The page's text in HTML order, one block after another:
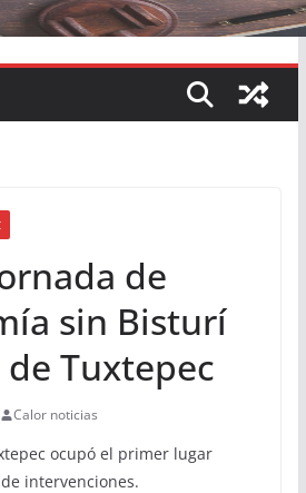
de
sin Bisturí
de Tuxtepec
Calor noticias
ocupó el primer lugar
intervenciones.